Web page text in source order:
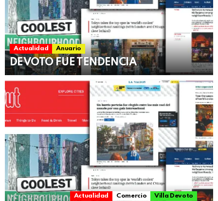
Actualidad Anuario
DEVOTO FUE TENDENCIA
2 compartido Actualidad Comercio Villa Devoto